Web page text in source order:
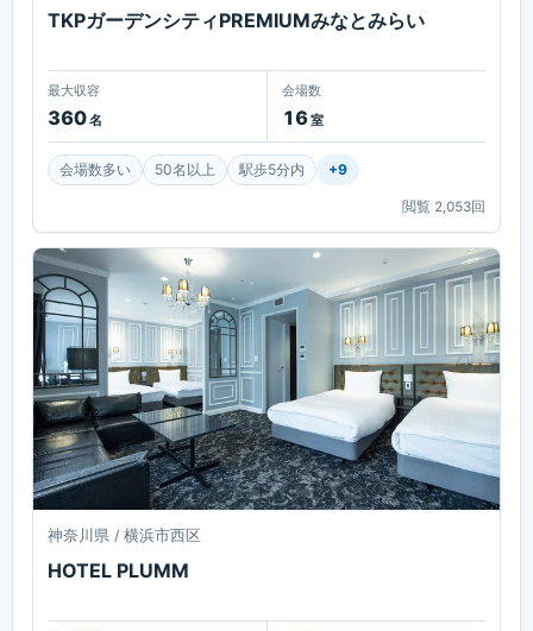
TKPガーデンシティPREMIUMみなとみらい
最大収容
360名
会場数
16 室
会場数多い 50名以上 駅歩5分内 +9
閲覧 2,053回
神奈川県 / 横浜市西区
HOTEL PLUMM